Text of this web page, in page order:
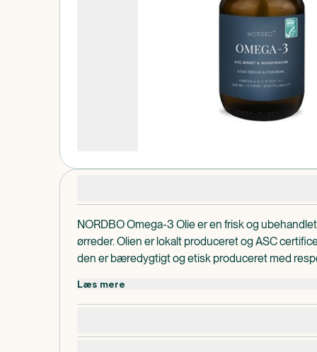
NORDBO Omega-3 Olie er en frisk og
ørreder. Olien er lokalt produceret og ASC
den er bæredygtigt og etisk produceret med
smides ud. Den indeholder Omega 3, 6, 7, 9 og 11,
bidrager til hjertets normale funktion. Takket være
den naturligt fri for fiskesmag og har kun en
Læs mere